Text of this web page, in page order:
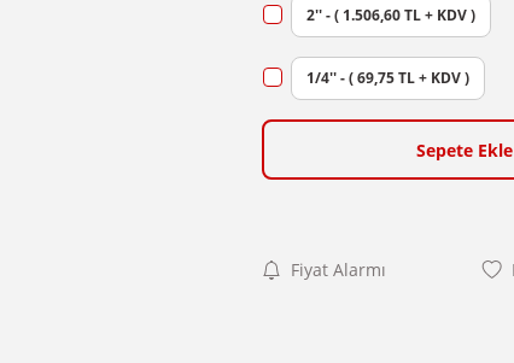
2'' - ( 1.506,60 TL + KDV )
1/4'' - ( 69,75 TL + KDV )
Sepete Ekle
Fiyat Alarmı